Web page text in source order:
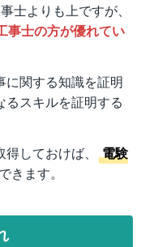
士よりも上ですが、
事士の方が優れてい
に関する知識を証明
スキルを証明する
しておけば、
電験
きます。